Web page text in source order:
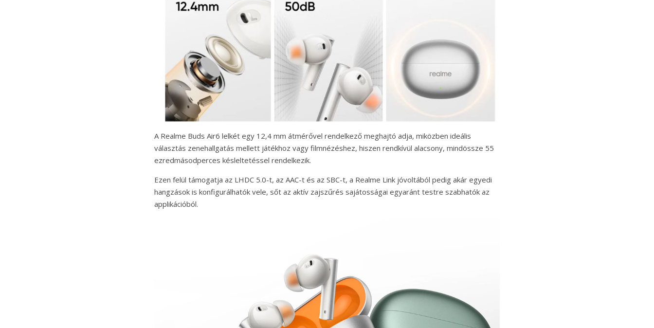
A Realme Buds Air6 lelkét egy 12,4 mm átmérővel rendelkező meghajtó adja, miközben ideális
választás zenehallgatás mellett játékhoz vagy filmnézéshez, hiszen rendkívül alacsony, mindössze 55
ezredmásodperces késleltetéssel rendelkezik.
Ezen felül támogatja az LHDC 5.0-t, az AAC-t és az SBC-t, a Realme Link jóvoltából pedig akár egyedi
hangzások is konfigurálhatók vele, sőt az aktív zajszűrés sajátosságai egyaránt testre szabhatók az
applikációból.